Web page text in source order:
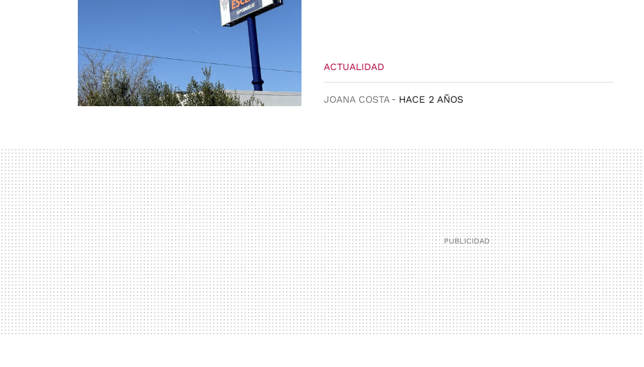
ACTUALIDAD
JOANA COSTA HACE 2 AÑOS